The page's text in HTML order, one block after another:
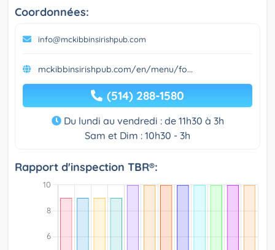
Coordonnées:
info@mckibbinsirishpub.com
mckibbinsirishpub.com/en/menu/fo...
(514) 288-1580
Du lundi au vendredi : de 11h30 à 3h
Sam et Dim : 10h30 - 3h
Rapport d'inspection TBR®: